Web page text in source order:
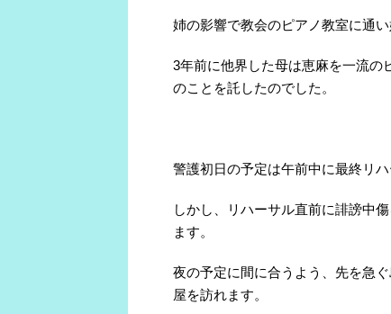
姉の影響で教会のピアノ教室に通い
3年前に他界した母は恵麻を一流の
のことを託したのでした。
警護初日の予定は午前中に最終リ
しかし、リハーサル直前に誹謗中
ます。
夜の予定に間に合うよう、先を急
屋を訪れます。